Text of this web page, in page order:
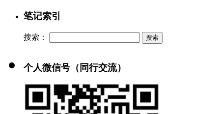
笔记索引
搜索：
个人微信号（同行交流）